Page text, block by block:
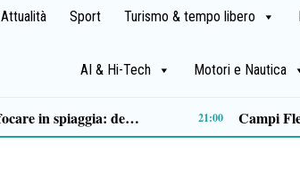
Attualità Sport Turismo & tempo libero
AI & Hi-Tech Motori e Nautica
Castellabate, Spinelli e Di Luccia uniscono le forze in vista delle comunali 2027